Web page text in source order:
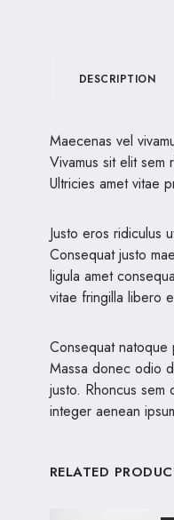
DESCRIPTION
Maecenas vel
Vivamus sit elit sem
Ultricies amet vitae
Justo eros ridiculus
Consequat justo
ligula amet
vitae fringilla libero
Consequat natoque
Massa donec odio
justo. Rhoncus sem
integer aenean
RELATED